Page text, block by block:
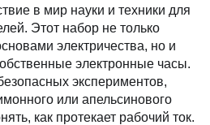
в мир науки и техники для
Этот набор не только
электричества, но и
электронные часы.
экспериментов,
или апельсинового
как протекает рабочий ток.